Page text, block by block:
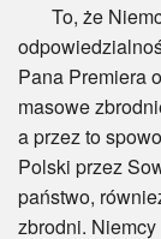
To, że
Pana Premiera
masowe
a przez to
Polski przez
państwo,
zbrodni.